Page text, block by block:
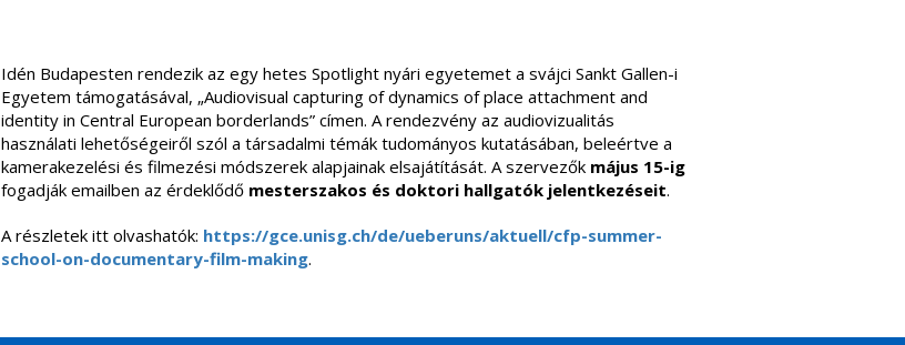
Idén Budapesten rendezik az egy hetes Spotlight nyári egyetemet a svájci Sankt Gallen-i
Egyetem támogatásával, „Audiovisual capturing of dynamics of place attachment and
identity in Central European borderlands” címen. A rendezvény az audiovizualitás
használati lehetőségeiről szól a társadalmi témák tudományos kutatásában, beleértve a
kamerakezelési és filmezési módszerek alapjainak elsajátítását. A szervezők május 15-ig
fogadják emailben az érdeklődő mesterszakos és doktori hallgatók jelentkezéseit.
A részletek itt olvashatók: https://gce.unisg.ch/de/ueberuns/aktuell/cfp-summer-
school-on-documentary-film-making.